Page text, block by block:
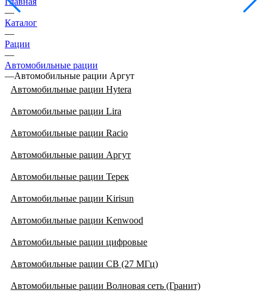
—
Каталог
—
Рации
—
Автомобильные рации
—Автомобильные рации Аргут
Автомобильные рации Hytera
Автомобильные рации Lira
Автомобильные рации Racio
Автомобильные рации Аргут
Автомобильные рации Терек
Автомобильные рации Kirisun
Автомобильные рации Kenwood
Автомобильные рации цифровые
Автомобильные рации CB (27 МГц)
Автомобильные рации Волновая сеть (Гранит)